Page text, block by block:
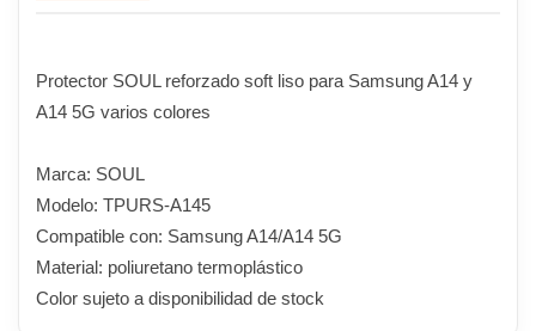
Protector SOUL reforzado soft liso para Samsung A14 y
A14 5G varios colores
Marca: SOUL
Modelo: TPURS-A145
Compatible con: Samsung A14/A14 5G
Material: poliuretano termoplástico
Color sujeto a disponibilidad de stock